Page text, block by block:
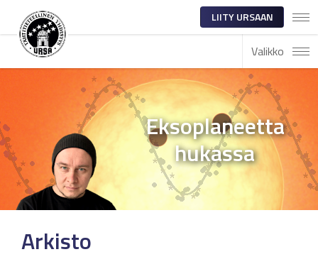
LIITY URSAAN
Valikko
Eksoplaneetta
hukassa
Arkisto